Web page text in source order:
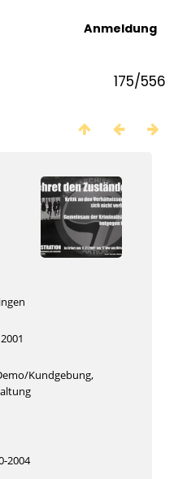
Anmeldung
175/556
Kundgebung,
2004